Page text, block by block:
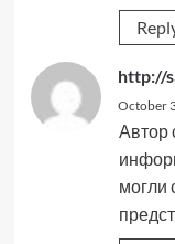
http://
October
Автор
могли